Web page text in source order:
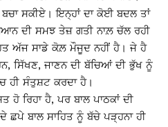
ਸਕੀਏ। ਇਨ੍ਹਾਂ ਦਾ ਕੋਈ ਬਦਲ ਤਾਂ
ਦੀ ਸਮਝ ਤੇਜ਼ ਗਤੀ ਨਾਲ਼ ਚੱਲ ਰਹੀ
ਅੱਜ ਸਾਡੇ ਕੋਲ਼ ਮੌਜੂਦ ਨਹੀਂ ਹੈ। ਜੇ ਹੈ
ਸਿੱਖਣ, ਜਾਣਨ ਦੀ ਬੱਚਿਆਂ ਦੀ ਭੁੱਖ ਨੂੰ
ਹੀ ਸੰਤੁਸ਼ਟ ਕਰਦਾ ਹੈ।
ਹੋ ਰਿਹਾ ਹੈ, ਪਰ ਬਾਲ ਪਾਠਕਾਂ ਦੀ
ਛਪੇ ਬਾਲ ਸਾਹਿਤ ਨੂੰ ਬੱਚੇ ਪੜ੍ਹਨਾ ਹੀ